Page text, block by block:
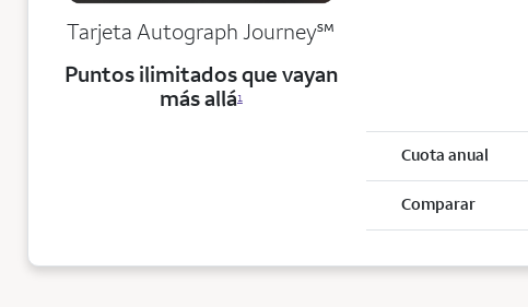
Tarjeta Autograph Journeyservice mark
℠
Puntos ilimitados que vayan
más allá1
Cuota anual
Comparar